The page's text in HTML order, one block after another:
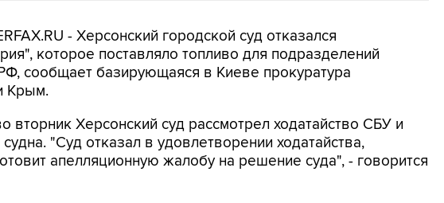
- Херсонский городской суд отказался
которое поставляло топливо для подразделений
сообщает базирующаяся в Киеве прокуратура
Крым.
вторник Херсонский суд рассмотрел ходатайство СБУ и
"Суд отказал в удовлетворении ходатайства,
апелляционную жалобу на решение суда", - говорится